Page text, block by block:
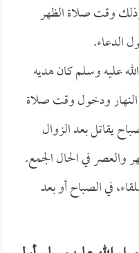
وقت صلاة الظهر
الدعاء.
عليه وسلم كان هديه
النهار ودخول وقت صلاة
يقاتل بعد الزوال
في الحال الجمع.
في الصباح أو بعد